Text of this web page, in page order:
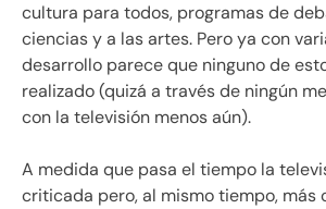
cultura para todos, programas de
ciencias y a las artes. Pero ya con
desarrollo parece que ninguno de
realizado (quizá a través de ningún
con la televisión menos aún).
A medida que pasa el tiempo la
criticada pero, al mismo tiempo, más